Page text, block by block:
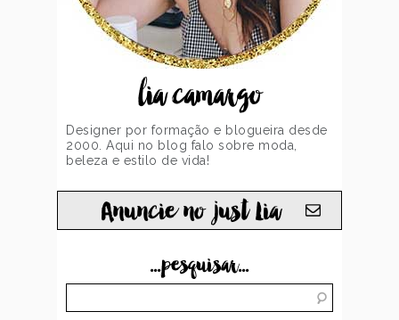
lia camargo
Designer por formação e blogueira desde
2000. Aqui no blog falo sobre moda,
beleza e estilo de vida!
Anuncie no just Lia
...pesquisar...